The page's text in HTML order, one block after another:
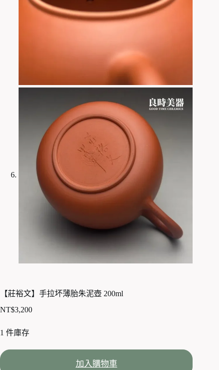
【莊裕文】手拉坏薄胎朱泥壺 200ml
NT$3,200
1 件庫存
加入購物車